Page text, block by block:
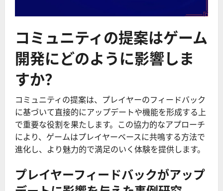
コミュニティの提案はゲーム
開発にどのように影響しま
すか？
コミュニティの提案は、プレイヤーのフィードバック
に基づいて直接的にアップデートや機能を形成する上
で重要な役割を果たします。この協力的なアプローチ
により、ゲームはプレイヤーベースに共鳴する方法で
進化し、より魅力的で満足のいく体験を提供します。
プレイヤーフィードバックがアップ